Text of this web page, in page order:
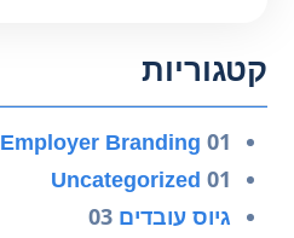
קטגוריות
Employer Branding 01
Uncategorized 01
גיוס עובדים 03